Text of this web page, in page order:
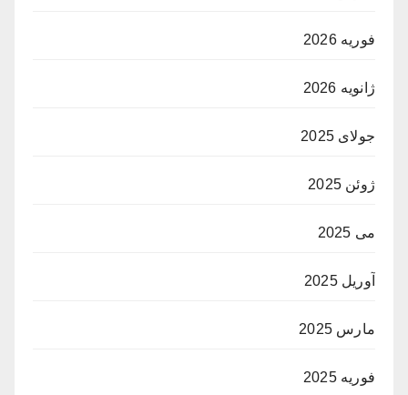
فوریه 2026
ژانویه 2026
جولای 2025
ژوئن 2025
می 2025
آوریل 2025
مارس 2025
فوریه 2025